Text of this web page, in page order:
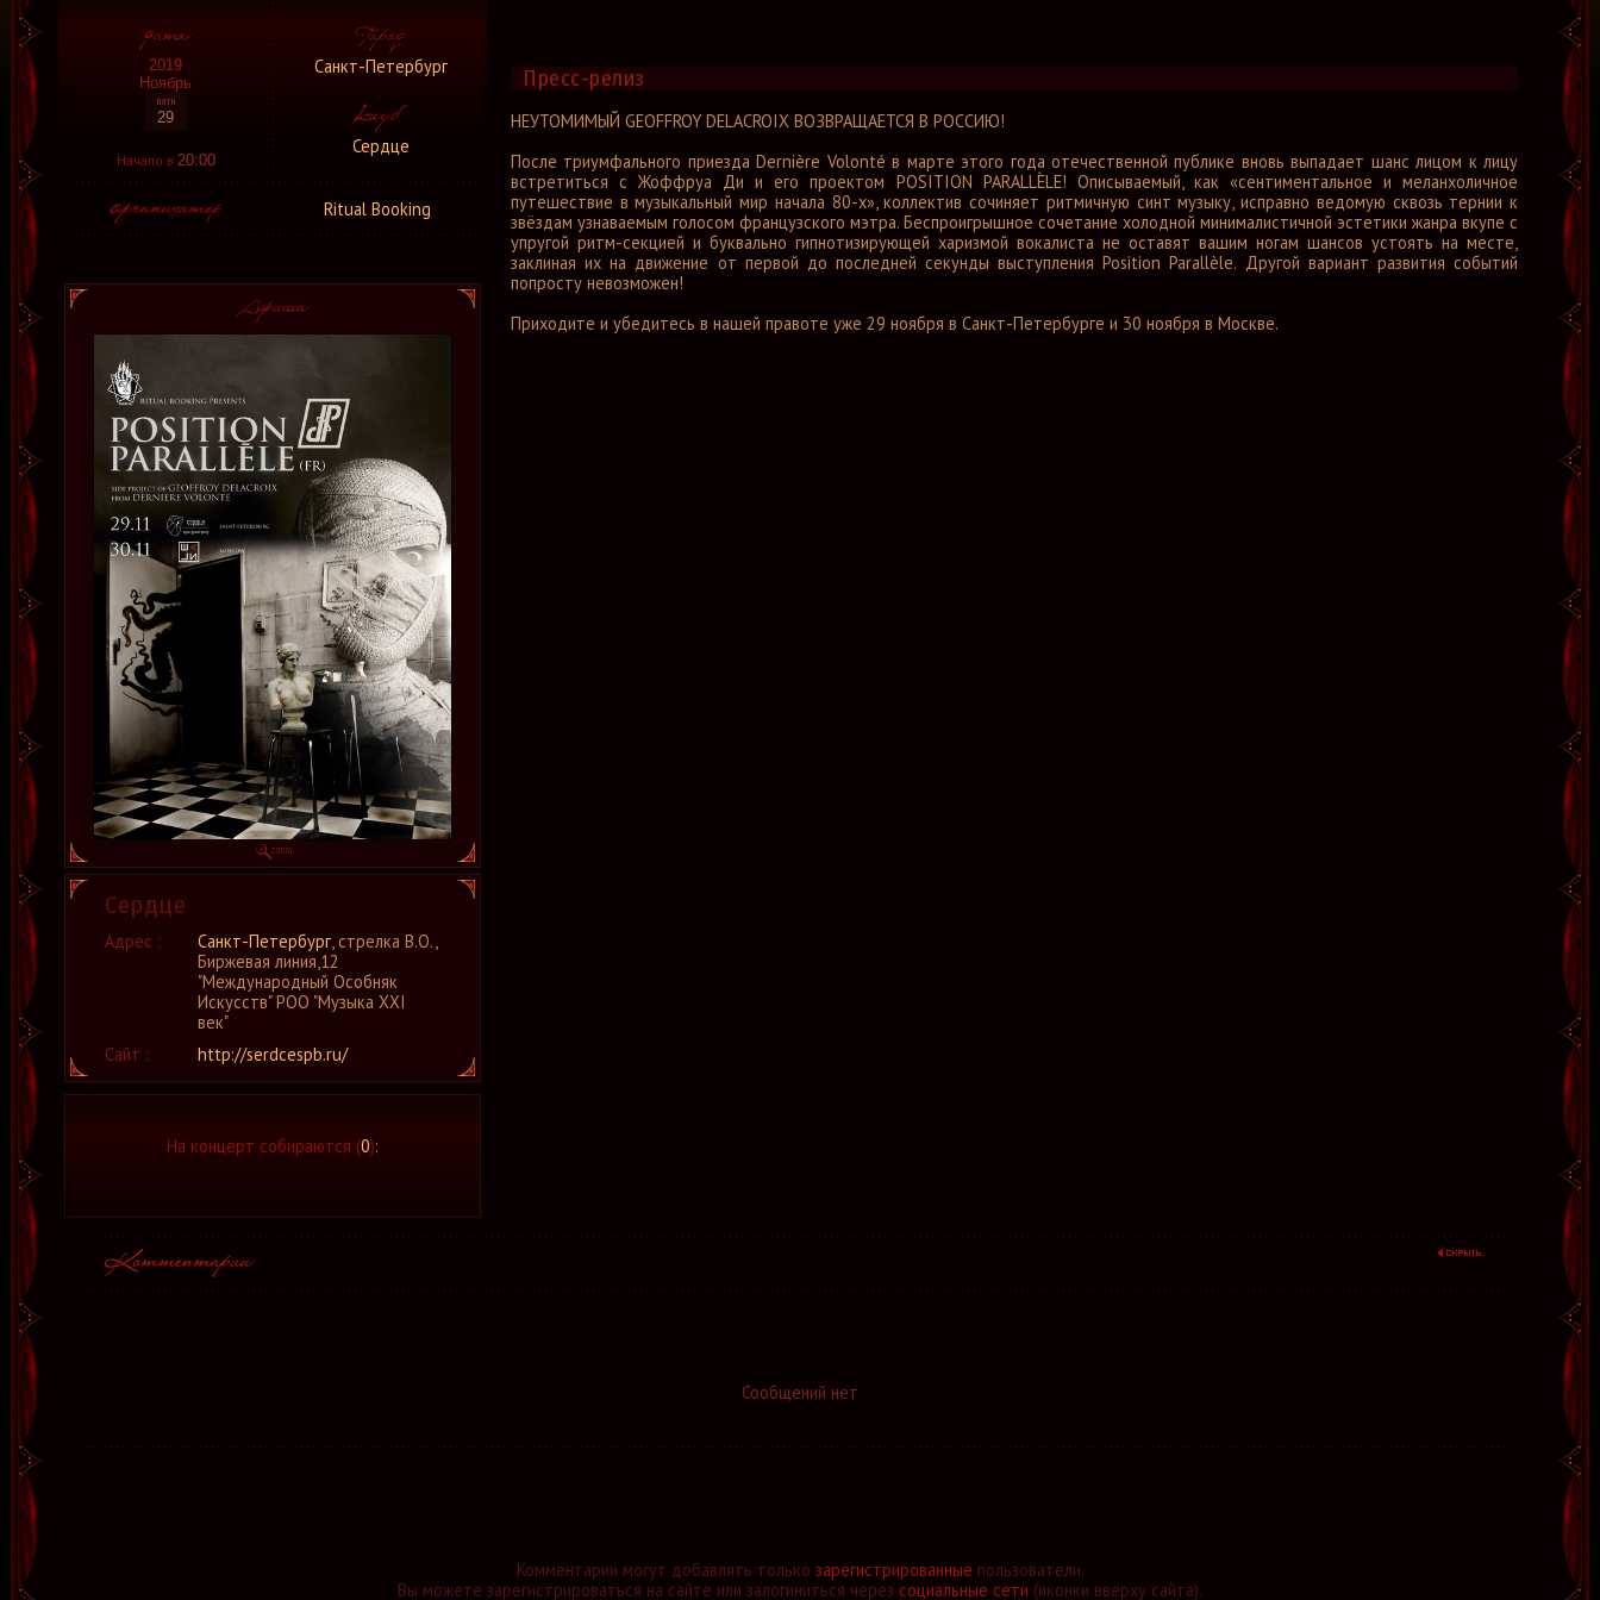
2019
Ноябрь
29
Начало в 20:00
Санкт-Петербург
Сердце
Ritual Booking
Сердце
Адрес : Санкт-Петербург, стрелка В.О.,
Биржевая линия,12
"Международный Особняк
Искусств" РОО "Музыка XXI
век"
Сайт :
http://serdcespb.ru/
На концерт собираются (0):
Пресс-релиз
НЕУТОМИМЫЙ GEOFFROY DELACROIX ВОЗВРАЩАЕТСЯ В РОССИЮ!
После триумфального приезда Dernière Volonté в марте этого года отечественной публике вновь выпадает шанс лицом к лицу
встретиться с Жоффруа Ди и его проектом POSITION PARALLÈLE! Описываемый, как «сентиментальное и меланхоличное
путешествие в музыкальный мир начала 80-х», коллектив сочиняет ритмичную синт музыку, исправно ведомую сквозь тернии к
звёздам узнаваемым голосом французского мэтра. Беспроигрышное сочетание холодной минималистичной эстетики жанра вкупе с
упругой ритм-секцией и буквально гипнотизирующей харизмой вокалиста не оставят вашим ногам шансов устоять на месте,
заклиная их на движение от первой до последней секунды выступления Position Parallèle. Другой вариант развития событий
попросту невозможен!
Приходите и убедитесь в нашей правоте уже 29 ноября в Санкт-Петербурге и 30 ноября в Москве.
Сообщений нет
Комментарии могут добавлять только зарегистрированные пользователи.
Вы можете зарегистрироваться на сайте или залогиниться через социальные сети (иконки вверху сайта).